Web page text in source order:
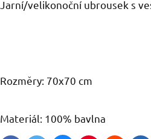
Jarní/velikonoční ubrousek s
Rozměry: 70x70 cm
Materiál: 100% bavlna